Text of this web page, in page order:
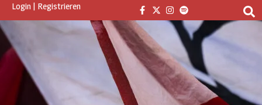
Login | Registrieren